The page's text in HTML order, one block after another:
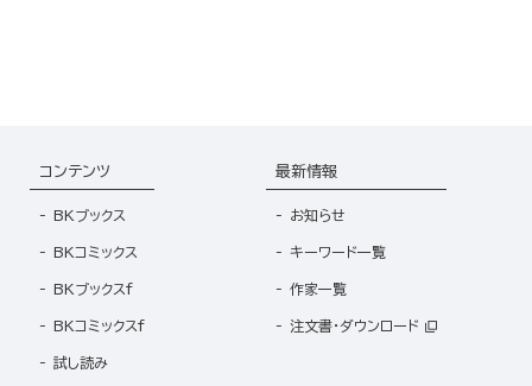
コンテンツ
BKブックス
BKコミックス
BKブックスf
BKコミックスf
試し読み
最新情報
お知らせ
キーワード一覧
作家一覧
注文書・ダウンロード